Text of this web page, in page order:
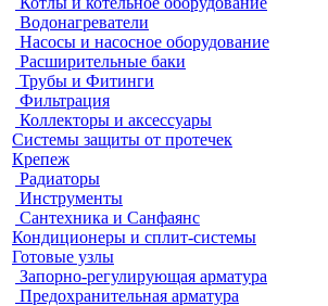
Водонагреватели
Насосы и насосное оборудование
Расширительные баки
Трубы и Фитинги
Фильтрация
Коллекторы и аксессуары
Системы защиты от протечек
Крепеж
Радиаторы
Инструменты
Сантехника и Санфаянс
Кондиционеры и сплит-системы
Готовые узлы
Запорно-регулирующая арматура
Предохранительная арматура